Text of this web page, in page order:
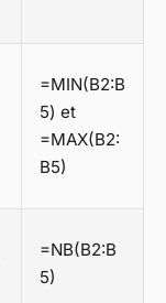
=MIN(B2:B
5) et
=MAX(B2:
B5)
=NB(B2:B
5)